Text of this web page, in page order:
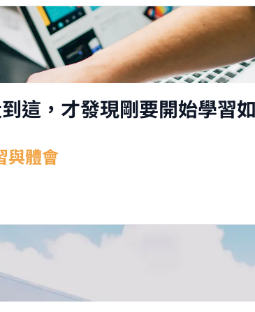
這，才發現剛要開始學習
與體會